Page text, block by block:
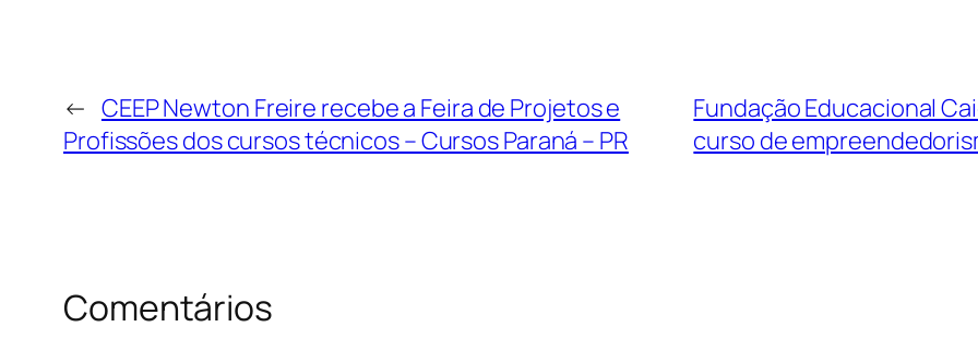
← CEEP Newton Freire recebe a Feira de Projetos e
Profissões dos cursos técnicos – Cursos Paraná – PR
Fundação Educacional
curso de
Comentários